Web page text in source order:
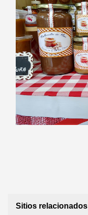
Sitios relacionados